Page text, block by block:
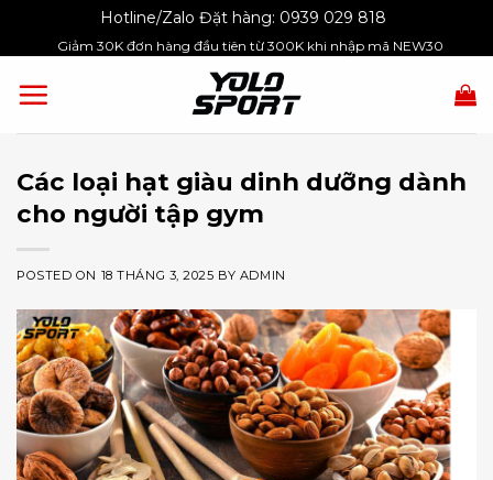
Hotline/Zalo Đặt hàng: 0939 029 818
Giảm 30K đơn hàng đầu tiên từ 300K khi nhập mã NEW30
Các loại hạt giàu dinh dưỡng dành
cho người tập gym
POSTED ON 18 THÁNG 3, 2025 BY ADMIN